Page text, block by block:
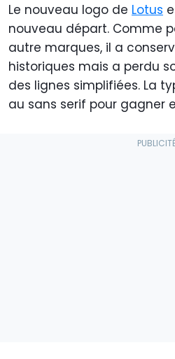
Le nouveau logo de Lotus
nouveau départ. Comme
autre marques, il a
historiques mais a perdu
des lignes simplifiées. La
au sans serif pour gagner